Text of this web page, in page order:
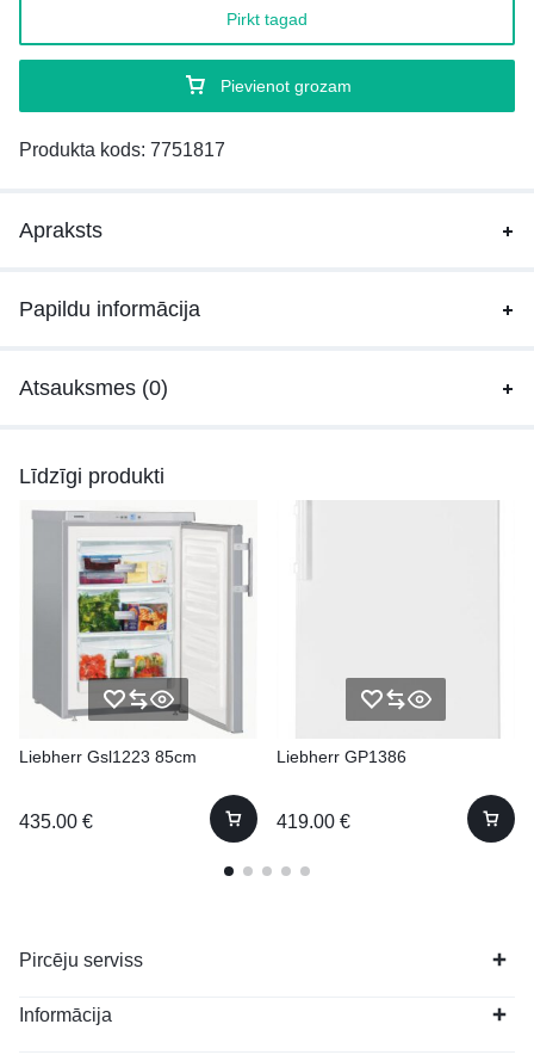
Pievienot grozam
Pirkt tagad
Produkta kods: 7751817
Apraksts
Papildu informācija
Atsauksmes (0)
Līdzīgi produkti
Liebherr Gsl1223 85cm
435.00 €
Liebherr GP1386
419.00 €
Pircēju serviss
Informācija